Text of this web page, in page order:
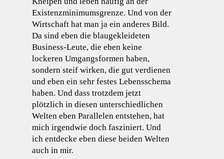
Existenzminimumsgrenze. Und von der
Wirtschaft hat man ja ein anderes Bild.
Da sind eben die blaugekleideten
Business-Leute, die eben keine
lockeren Umgangsformen haben,
sondern steif wirken, die gut verdienen
und eben ein sehr festes Lebensschema
haben. Und dass trotzdem jetzt
plötzlich in diesen unterschiedlichen
Welten eben Parallelen entstehen, hat
mich irgendwie doch fasziniert. Und
ich entdecke eben diese beiden Welten
auch in mir.